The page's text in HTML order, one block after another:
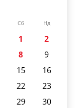
Сб Нд
1
2
8
9
15
16
22
23
29
30